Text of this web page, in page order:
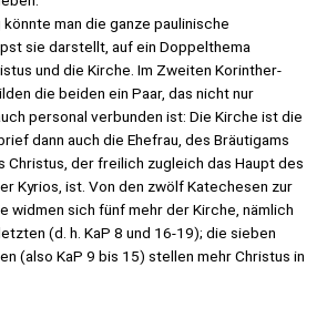
man die ganze paulinische
sie darstellt, auf ein Doppelthema
und die Kirche. Im Zweiten Korinther-
die beiden ein Paar, das nicht nur
personal verbunden ist: Die Kirche ist die
dann auch die Ehefrau, des Bräutigams
Christus, der freilich zugleich das Haupt des
Kyrios, ist. Von den zwölf Katechesen zur
widmen sich fünf mehr der Kirche, nämlich
(d. h. KaP 8 und 16-19); die sieben
(also KaP 9 bis 15) stellen mehr Christus in